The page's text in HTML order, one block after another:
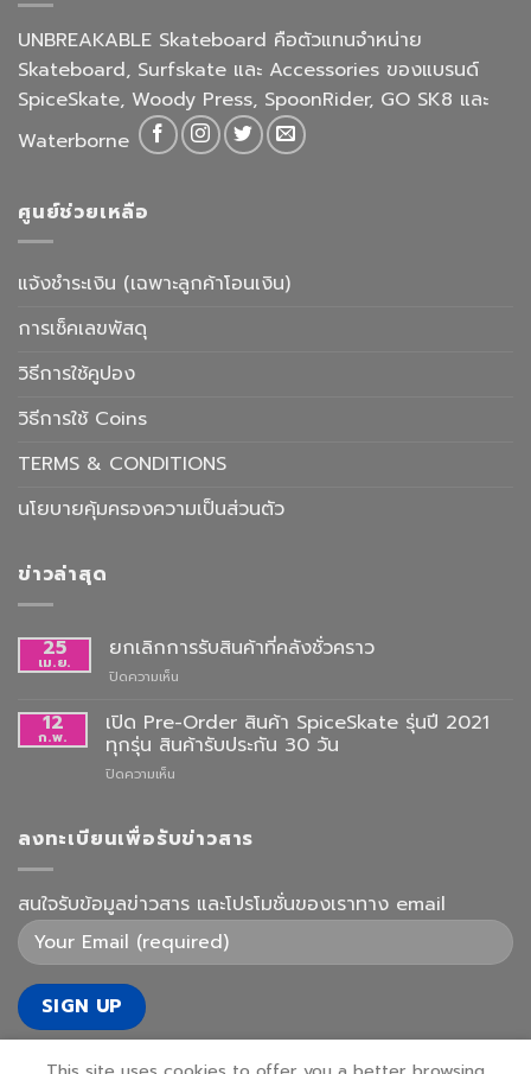
UNBREAKABLE Skateboard คือตัวแทนจำหน่าย
Skateboard, Surfskate และ Accessories ของแบรนด์
SpiceSkate, Woody Press, SpoonRider, GO SK8 และ
Waterborne
ศูนย์ช่วยเหลือ
แจ้งชำระเงิน (เฉพาะลูกค้าโอนเงิน)
การเช็คเลขพัสดุ
วิธีการใช้คูปอง
วิธีการใช้ Coins
TERMS & CONDITIONS
นโยบายคุ้มครองความเป็นส่วนตัว
ข่าวล่าสุด
25
เม.ย.
ยกเลิกการรับสินค้าที่คลังชั่วคราว
ปิดความเห็น
การ
รับ
สินค้า
12
ก.พ.
เปิด Pre-Order สินค้า SpiceSkate รุ่นปี 2021
ทุกรุ่น สินค้ารับประกัน 30 วัน
ปิดความเห็น
Order
ปี
2021
ทุก
ประกัน
ลงทะเบียนเพื่อรับข่าวสาร
สนใจรับข้อมูลข่าวสาร และโปรโมชั่นของเราทาง email